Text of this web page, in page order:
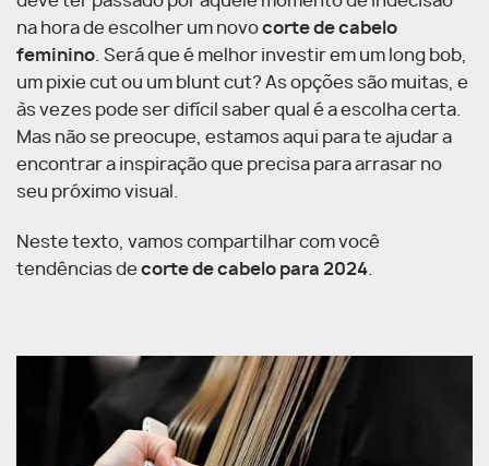
na hora de escolher um novocorte de cabelo
feminino . Será que é melhor investir em um long bob,
um pixie cut ou um blunt cut? As opções são muitas, e
às vezes pode ser difícil saber qual é a escolha certa.
Mas não se preocupe, estamos aqui para te ajudar a
encontrar a inspiração que precisa para arrasar no
seu próximo visual.
Neste texto, vamos compartilhar com você
tendências decorte de cabelo para 2024